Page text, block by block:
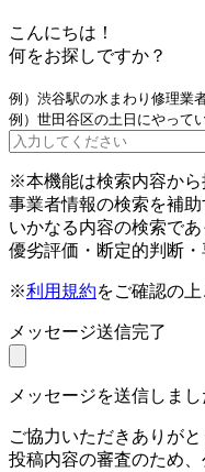
こんにちは！
何をお探しですか？
例）渋谷駅の水まわり修理業
例）世田谷区の土日にやって
※本機能は検索内容から
事業者情報の検索を補助
いかなる内容の検索で
優劣評価・断定的判断・
※利用規約をご確認の
メッセージ送信完了
メッセージを送信しまし
ご協力いただきありがと
投稿内容の審査のため